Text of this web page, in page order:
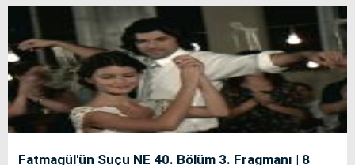
Fatmagül'ün Suçu NE 40. Bölüm 3. Fragmanı | 8